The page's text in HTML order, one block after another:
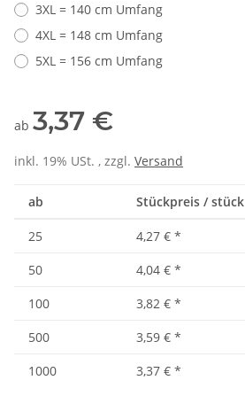
3XL = 140 cm Umfang
4XL = 148 cm Umfang
5XL = 156 cm Umfang
ab 3,37 €
inkl. 19% USt. , zzgl. Versand
ab Stückpreis / stück
25 4,27 € *
50
4,04 € *
100
3,82 € *
500
3,59 € *
1000
3,37 € *